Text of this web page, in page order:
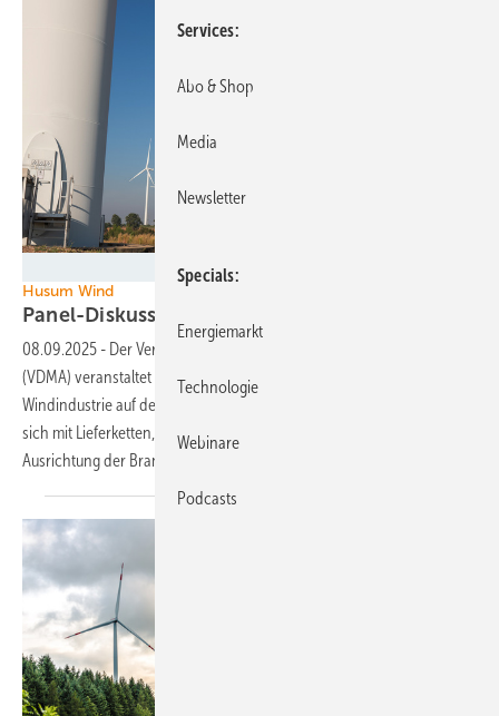
Husum Wind
Panel-Diskussionen: Wie bleibt die
08.09.2025 - Der Verband Deutscher Maschinen- und Anlagenbau
(VDMA) veranstaltet drei Expertenpanels zu aktuellen Themen der
Windindustrie auf der Husum Wind. Die Diskussionsrunden befassen
sich mit Lieferketten, Hybridkraftwerken und der strategischen
Ausrichtung der Branche.
Services
Abo & Shop
Media
Newsletter
Specials
Energiemarkt
Technologie
Webinare
Podcasts